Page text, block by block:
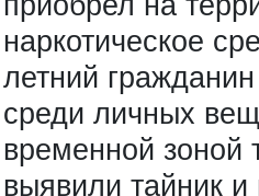
наркотическое
летний
среди личных
временной зоной
выявили тайник